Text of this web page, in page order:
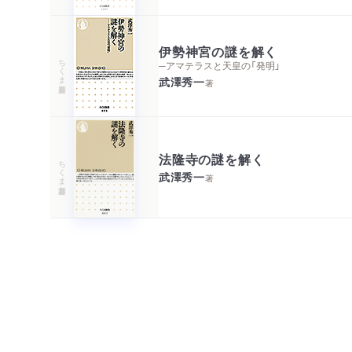
ちくま新書
伊勢神宮の謎を解く
─アマテラスと天皇の「発明」
武澤秀一著
ちくま新書 法隆寺の謎を解く
武澤秀一著